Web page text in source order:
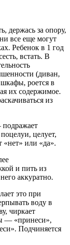
держась за опору,
все еще могут
Ребенок в 1 год
встать. В
(диван,
роется в
их содержимое.
из
целует,
«нет» или «да».
и пить из
аккуратно.
это при
воду в
чиркает
— «принеси»,
Подчиняется